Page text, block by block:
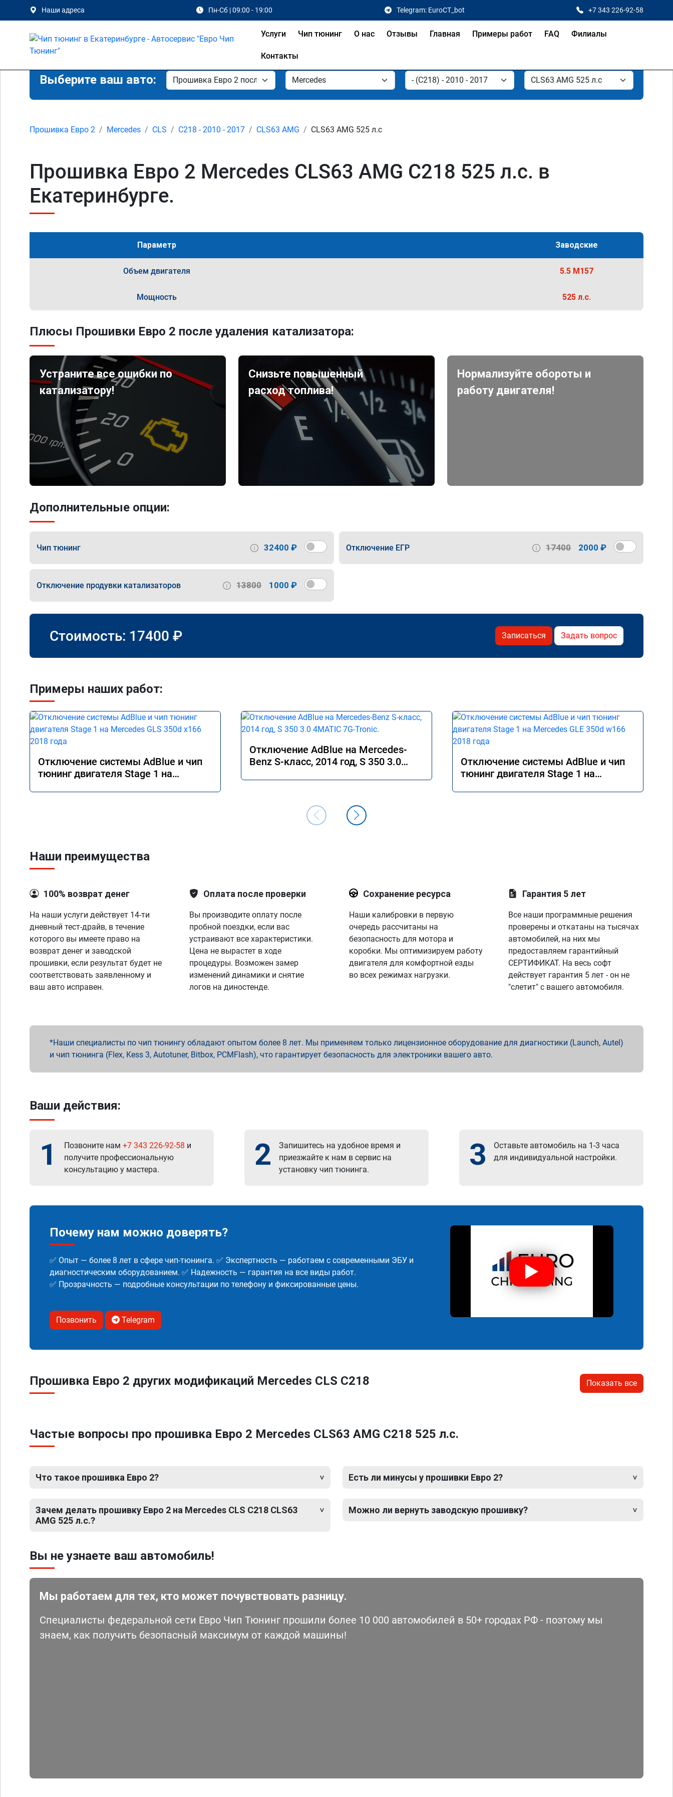
Наши адреса Пн-Сб | 09:00 - 19:00 Telegram: EuroCT_bot +7 343 226-92-58
Услуги Чип тюнинг О нас Отзывы Главная Примеры работ FAQ Филиалы
Контакты
Выберите ваш авто:
Прошивка Евро 2 Mercedes CLS C218 - 2010 - 2017 CLS63 AMG CLS63 AMG 525 л.с
Прошивка Евро 2 Mercedes CLS63 AMG C218 525 л.с. в
Екатеринбурге.
Параметр Заводские
Объем двигателя 5.5 M157
Мощность 525 л.с.
Плюсы Прошивки Евро 2 после удаления катализатора:
Устраните все ошибки по
катализатору!
Снизьте повышенный
расход топлива!
Нормализуйте обороты и
работу двигателя!
Дополнительные опции:
Чип тюнинг 32400 ₽ Отключение ЕГР 17400 2000 ₽
Отключение продувки катализаторов 13800 1000 ₽
Стоимость: 17400 ₽ Записаться Задать вопрос
Примеры наших работ:
Отключение системы AdBlue и чип
тюнинг двигателя Stage 1 на
Отключение AdBlue на Mercedes-
Benz S-класс, 2014 год, S 350 3.0
Отключение системы AdBlue и чип
тюнинг двигателя Stage 1 на
Наши преимущества
100% возврат денег
На наши услуги действует 14-ти
дневный тест-драйв, в течение
которого вы имеете право на
возврат денег и заводской
прошивки, если результат будет не
соответствовать заявленному и
ваш авто исправен.
Оплата после проверки
Вы производите оплату после
пробной поездки, если вас
устраивают все характеристики.
Цена не вырастет в ходе
процедуры. Возможен замер
изменений динамики и снятие
логов на диностенде.
Сохранение ресурса
Наши калибровки в первую
очередь рассчитаны на
безопасность для мотора и
коробки. Мы оптимизируем работу
двигателя для комфортной езды
во всех режимах нагрузки.
Гарантия 5 лет
Все наши программные решения
проверены и откатаны на тысячах
автомобилей, на них мы
предоставляем гарантийный
СЕРТИФИКАТ. На весь софт
действует гарантия 5 лет - он не
"слетит" с вашего автомобиля.
Наши специалисты по чип тюнингу обладают опытом более 8 лет. Мы применяем только лицензионное оборудование для диагностики (Launch, Autel)
и чип тюнинга (Flex, Kess 3, Autotuner, Bitbox, PCMFlash), что гарантирует безопасность для электроники вашего авто.
Ваши действия:
1 Позвоните нам +7 343 226-92-58 и
получите профессиональную
консультацию у мастера.
2
Запишитесь на удобное время и
приезжайте к нам в сервис на
установку чип тюнинга.
3
Оставьте автомобиль на 1-3 часа
для индивидуальной настройки.
Почему нам можно доверять?
✅ Опыт — более 8 лет в сфере чип-тюнинга. ✅ Экспертность — работаем с современными ЭБУ и
диагностическим оборудованием. ✅ Надежность — гарантия на все виды работ.
✅ Прозрачность — подробные консультации по телефону и фиксированные цены.
Позвонить Telegram
Прошивка Евро 2 других модификаций Mercedes CLS C218 Показать все
Частые вопросы про прошивка Евро 2 Mercedes CLS63 AMG C218 525 л.с.
Что такое прошивка Евро 2?
Зачем делать прошивку Евро 2 на Mercedes CLS C218 CLS63
AMG 525 л.с.?
Есть ли минусы у прошивки Евро 2?
Можно ли вернуть заводскую прошивку?
Вы не узнаете ваш автомобиль!
Мы работаем для тех, кто может почувствовать разницу.
Специалисты федеральной сети Евро Чип Тюнинг прошили более 10 000 автомобилей в 50+ городах РФ - поэтому мы
знаем, как получить безопасный максимум от каждой машины!